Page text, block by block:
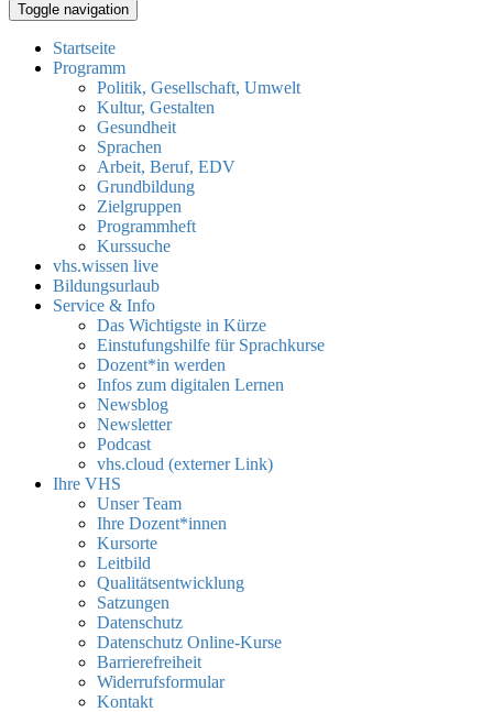
Toggle navigation
Startseite
Programm
Politik, Gesellschaft, Umwelt
Kultur, Gestalten
Gesundheit
Sprachen
Arbeit, Beruf, EDV
Grundbildung
Zielgruppen
Programmheft
Kurssuche
vhs.wissen live
Bildungsurlaub
Service & Info
Das Wichtigste in Kürze
Einstufungshilfe für Sprachkurse
Dozent*in werden
Infos zum digitalen Lernen
Newsblog
Newsletter
Podcast
vhs.cloud (externer Link)
Ihre VHS
Unser Team
Ihre Dozent*innen
Kursorte
Leitbild
Qualitätsentwicklung
Satzungen
Datenschutz
Datenschutz Online-Kurse
Barrierefreiheit
Widerrufsformular
Kontakt